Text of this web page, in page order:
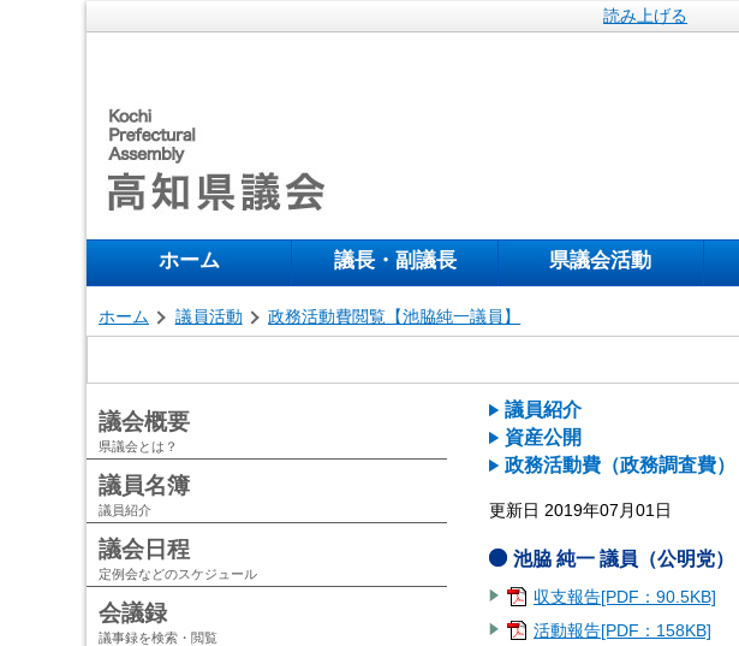
読み上げる
ホーム 議長・副議長 県議会活動
ホーム 議員活動 政務活動費閲覧【池脇純一議員】
議会概要
県議会とは？
議員名簿
議員紹介
議会日程
定例会などのスケジュール
会議録
議事録を検索・閲覧
議員紹介
資産公開
政務活動費（政務調査費）
更新日 2019年07月01日
池脇 純一 議員（公明党）
収支報告[PDF：90.5KB]
活動報告[PDF：158KB]